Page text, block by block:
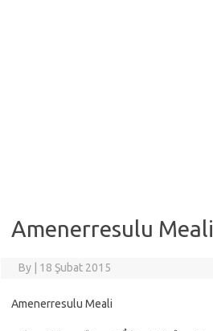
Amenerresulu Meali
By 18 Şubat 2015
Amenerresulu Meali